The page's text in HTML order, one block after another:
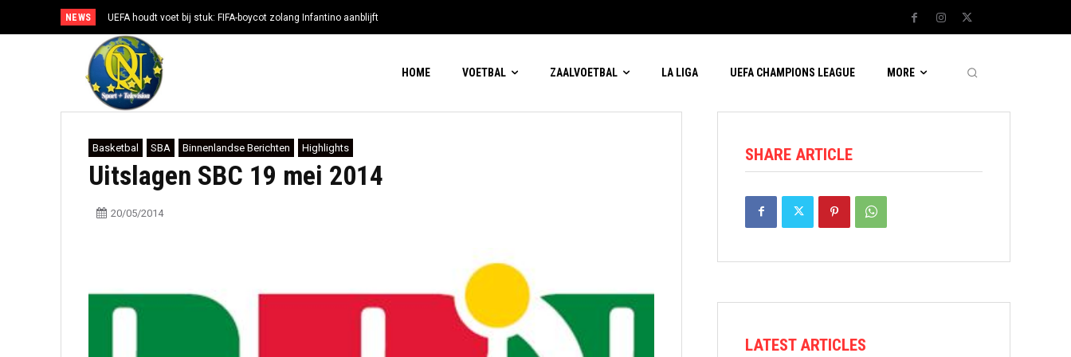
NEWS UEFA houdt voet bij stuk: FIFA-boycot zolang Infantino aanblijft
HOME VOETBAL ZAALVOETBAL LA LIGA UEFA CHAMPIONS LEAGUE MORE
Basketbal SBA Binnenlandse Berichten Highlights
Uitslagen SBC 19 mei 2014
20/05/2014
SHARE ARTICLE
LATEST ARTICLES